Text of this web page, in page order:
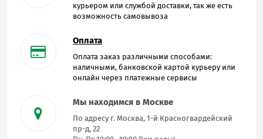
курьером или службой доставки, так же есть
возможность самовывоза
Оплата
Оплата заказ различными способами:
наличными, банковской картой курьеру или
онлайн через платежные сервисы
Мы находимся в Москве
По адресу г. Москва, 1-й Красногвардейский
пр-д, 22